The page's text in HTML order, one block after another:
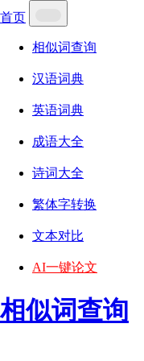
首页
相似词查询
汉语词典
英语词典
成语大全
诗词大全
繁体字转换
文本对比
AI一键论文
相似词查询